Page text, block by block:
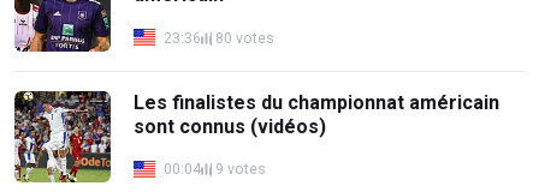
23:36 80 votes
Les finalistes du championnat américain
sont connus (vidéos)
00:04 9 votes